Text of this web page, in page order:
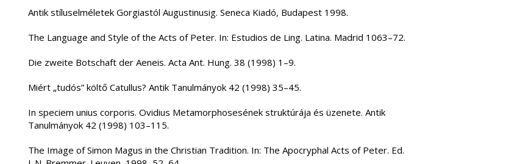
Antik stíluselméletek Gorgiastól Augustinusig. Seneca Kiadó, Budapest 1998.
The Language and Style of the Acts of Peter. In: Estudios de Ling. Latina. Madrid 1063–72.
Die zweite Botschaft der Aeneis. Acta Ant. Hung. 38 (1998) 1–9.
Miért „tudós” költő Catullus? Antik Tanulmányok 42 (1998) 35–45.
In speciem unius corporis. Ovidius Metamorphosesének struktúrája és üzenete. Antik
Tanulmányok 42 (1998) 103–115.
The Image of Simon Magus in the Christian Tradition. In: The Apocryphal Acts of Peter. Ed.